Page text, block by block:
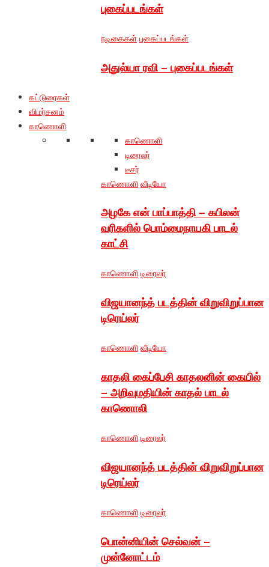
புகைப்படங்கள்
நடிகைகள் புகைப்படங்கள்
அதுல்யா ரவி – புகைப்படங்கள்
கட்டுரைகள்
விமர்சனம்
காணொளி
காணொளி
டிரைலர்
டீசர்
காணொளி வீடியோ
அழகே என் பாப்பாத்தி – கபிலன்
வரிகளில் பொம்மைநாயகி பாடல்
காட்சி
காணொளி டிரைலர்
விஜயானந்த் படத்தின் விறுவிறுப்பான
டிரெய்லர்
காணொளி வீடியோ
காதலி கைப்பேசி காதலனின் கையில்
– அறிவுமதியின் காதல் பாடல்
காணொலி
காணொளி டிரைலர்
விஜயானந்த் படத்தின் விறுவிறுப்பான
டிரெய்லர்
காணொளி டிரைலர்
பொன்னியின் செல்வன் –
முன்னோட்டம்